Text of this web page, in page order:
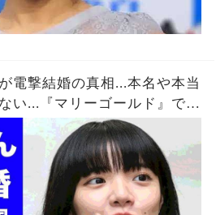
電撃結婚の真相...本名や本当
い...『マリーゴールド』で有
の彼氏の正体がヤバすぎた